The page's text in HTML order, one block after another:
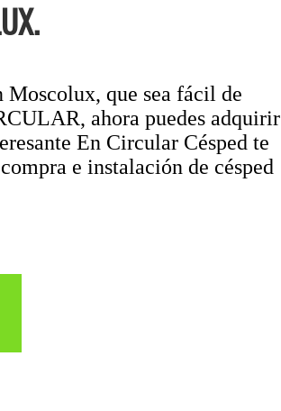
que sea fácil de
ahora puedes adquirir
En Circular Césped te
e instalación de césped